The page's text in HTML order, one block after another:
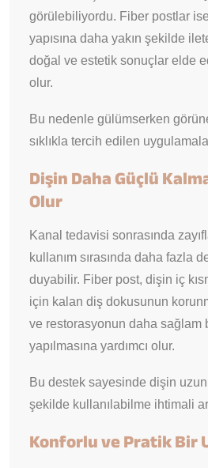
görülebiliyordu. Fiber postlar ise
yapısına daha yakın şekilde
doğal ve estetik sonuçlar elde
olur.
Bu nedenle gülümserken
sıklıkla tercih edilen
Dişin Daha Güçlü
Olur
Kanal tedavisi sonrasında
kullanım sırasında daha fazla
duyabilir. Fiber post, dişin iç
için kalan diş dokusunun
ve restorasyonun daha sağlam
yapılmasına yardımcı olur.
Bu destek sayesinde dişin uzun
şekilde kullanılabilme ihtimali
Konforlu ve Pratik Bir